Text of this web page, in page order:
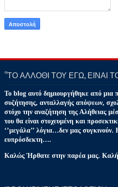
‘’ΤΟ ΑΛΛΟΘΙ ΤΟΥ ΕΓΩ, ΕΙΝΑΙ
Το blog αυτό δημιουργήθηκε από
συζήτησης, ανταλλαγής απόψεων,
στόχο την αναζήτηση της Αλήθειας
του θα είναι στοχευμένη και
‘’μεγάλα’’ λόγια…δεν μας συγκινούν.
ευπρόσδεκτη….
Καλώς Ήρθατε στην παρέα μας. Καλή